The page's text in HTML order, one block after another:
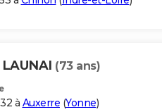
(73 ans)
à Auxerre (Yonne)